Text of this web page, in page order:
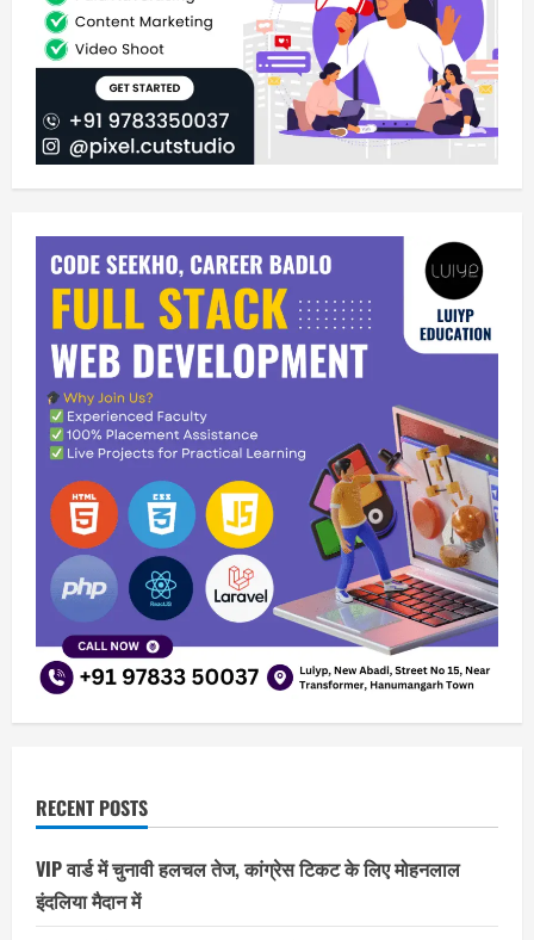
RECENT POSTS
VIP वार्ड में चुनावी हलचल तेज, कांग्रेस टिकट के लिए मोहनलाल
इंदलिया मैदान में